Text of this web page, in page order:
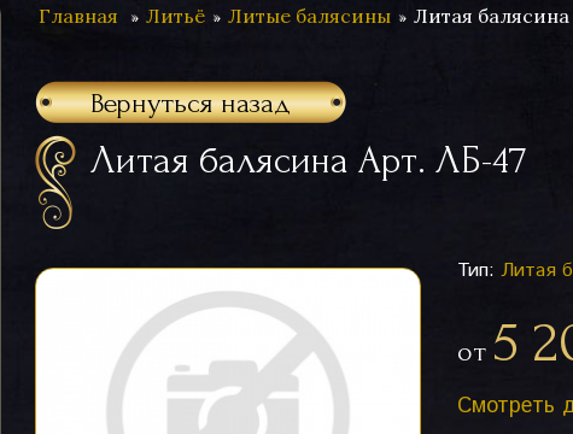
Главная Литьё Литые балясины Литая
Вернуться назад
Литая балясина Арт. ЛБ-47
Тип: Литая
от 5
Смотреть